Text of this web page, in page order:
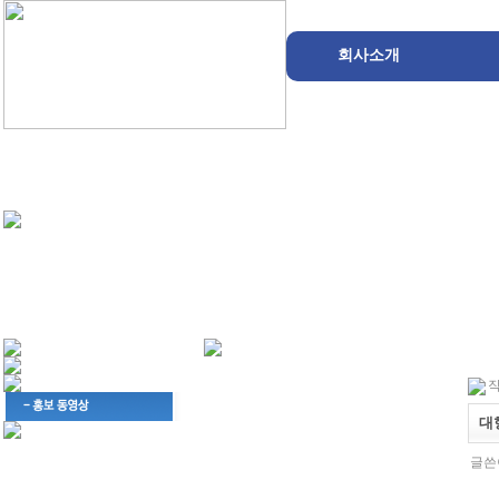
회사소개
대
글